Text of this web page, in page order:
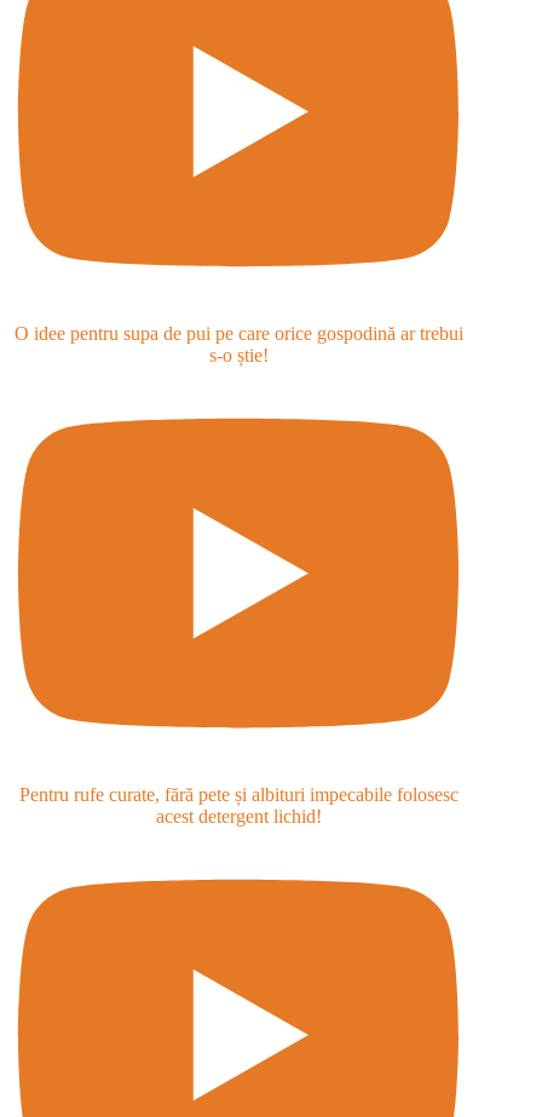
O idee pentru supa de pui pe care orice gospodină ar trebui
s-o știe!
Pentru rufe curate, fără pete și albituri impecabile folosesc
acest detergent lichid!